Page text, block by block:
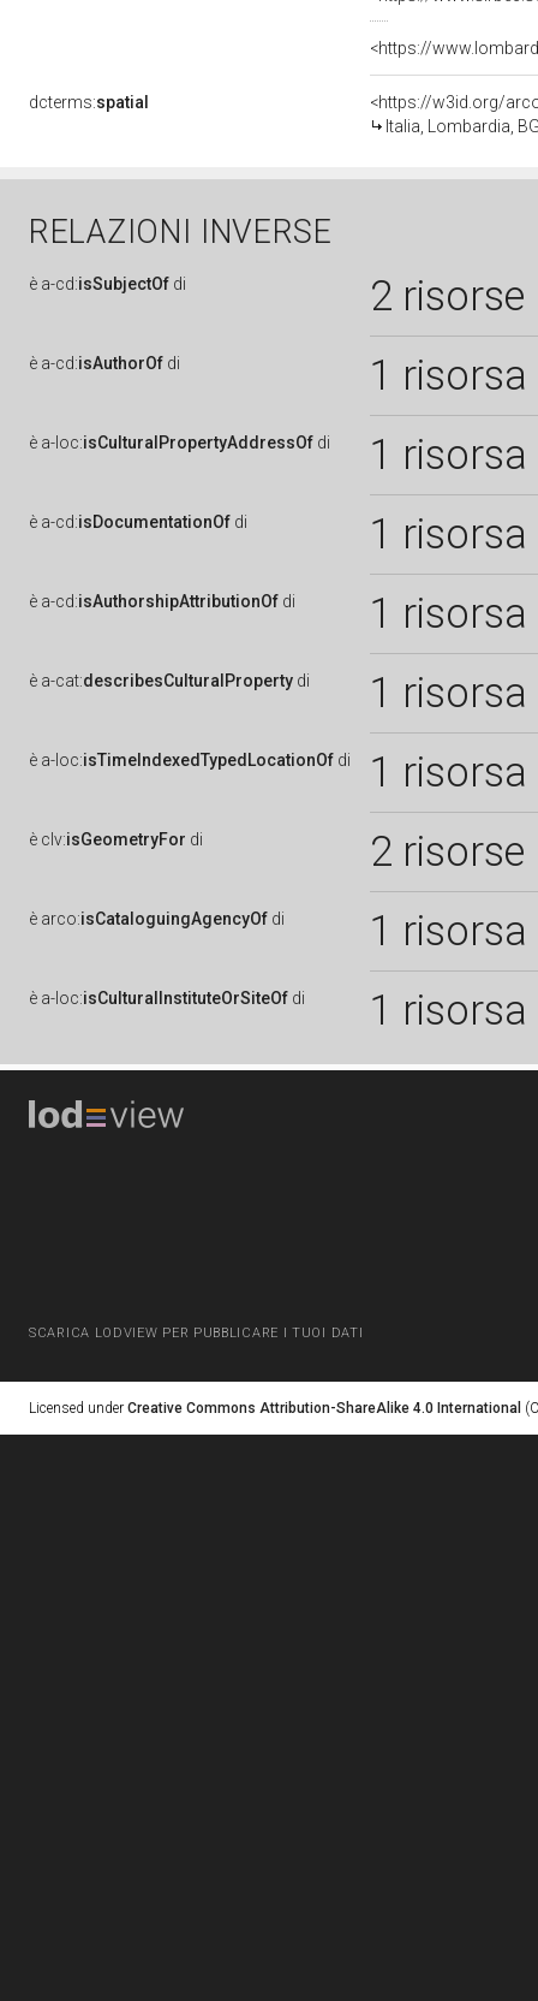
dcterms:spatial
<https://w3id.org/
Italia, Lombardia,
RELAZIONI INVERSE
è a-cd:isSubjectOf di 2 risorse
è a-cd:isAuthorOf di 1 risorsa
è a-loc:isCulturalPropertyAddressOf di 1 risorsa
è a-cd:isDocumentationOf di 1 risorsa
è a-cd:isAuthorshipAttributionOf di 1 risorsa
è a-cat:describesCulturalProperty di 1 risorsa
è a-loc:isTimeIndexedTypedLocationOf di 1 risorsa
è clv:isGeometryFor di 2 risorse
è arco:isCataloguingAgencyOf di 1 risorsa
è a-loc:isCulturalInstituteOrSiteOf di 1 risorsa
SCARICA LODVIEW PER PUBBLICARE I TUOI DATI
Licensed under Creative Commons Attribution-ShareAlike 4.0 International